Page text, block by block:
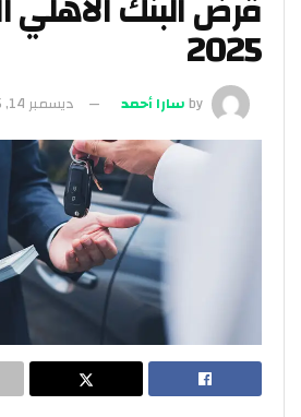
2025
byسارا أحمد ديسمبر 14, 2025